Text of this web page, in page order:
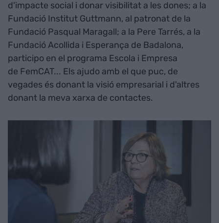
d'impacte social i donar visibilitat a les dones; a la
Fundació Institut Guttmann, al patronat de la
Fundació Pasqual Maragall; a la Pere Tarrés, a la
Fundació Acollida i Esperança de Badalona,
participo en el programa Escola i Empresa
de FemCAT... Els ajudo amb el que puc, de
vegades és donant la visió empresarial i d'altres
donant la meva xarxa de contactes.